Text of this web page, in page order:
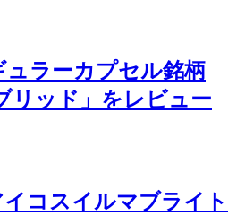
ラーカプセル銘柄
リッド」をレビュー
コスイルマブライト